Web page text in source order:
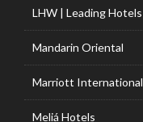
LHW | Leading Hotels
Mandarin Oriental
Marriott International
Meliá Hotels